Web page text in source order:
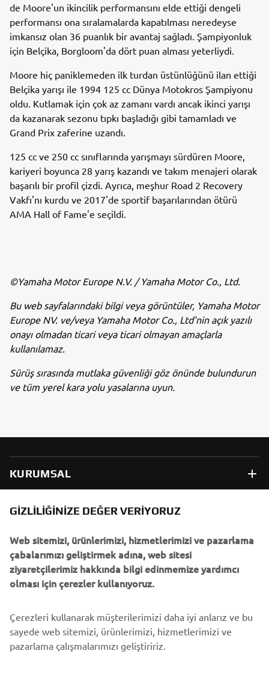
de Moore'un ikincilik performansını elde ettiği dengeli
performansı ona sıralamalarda kapatılması neredeyse
imkansız olan 36 puanlık bir avantaj sağladı. Şampiyonluk
için Belçika, Borgloom'da dört puan alması yeterliydi.
Moore hiç paniklemeden ilk turdan üstünlüğünü ilan ettiği
Belçika yarışı ile 1994 125 cc Dünya Motokros Şampiyonu
oldu. Kutlamak için çok az zamanı vardı ancak ikinci yarışı
da kazanarak sezonu tıpkı başladığı gibi tamamladı ve
Grand Prix zaferine uzandı.
125 cc ve 250 cc sınıflarında yarışmayı sürdüren Moore,
kariyeri boyunca 28 yarış kazandı ve takım menajeri olarak
başarılı bir profil çizdi. Ayrıca, meşhur Road 2 Recovery
Vakfı'nı kurdu ve 2017'de sportif başarılarından ötürü
AMA Hall of Fame'e seçildi.
©Yamaha Motor Europe N.V. / Yamaha Motor Co., Ltd.
Bu web sayfalarındaki bilgi veya görüntüler, Yamaha Motor
Europe NV. ve/veya Yamaha Motor Co., Ltd'nin açık yazılı
onayı olmadan ticari veya ticari olmayan amaçlarla
kullanılamaz.
Sürüş sırasında mutlaka güvenliği göz önünde bulundurun
ve tüm yerel kara yolu yasalarına uyun.
KURUMSAL
B2B
DAHA FAZLA YAMAHA
DESTEK
BÜLTEN
En son fırsatları, özel etkinlikleri, yeni çıkan ürünleri ve daha
fazlasını ilk öğrenen siz olun
GIZLILIĞINIZE DEĞER VERIYORUZ
Web sitemizi, ürünlerimizi, hizmetlerimizi ve pazarlama
çabalarımızı geliştirmek adına, web sitesi
ziyaretçilerimiz hakkında bilgi edinmemize yardımcı
olması için çerezler kullanıyoruz.
Çerezleri kullanarak müşterilerimizi daha iyi anlarız ve bu
sayede web sitemizi, ürünlerimizi, hizmetlerimizi ve
pazarlama çalışmalarımızı geliştiririz.